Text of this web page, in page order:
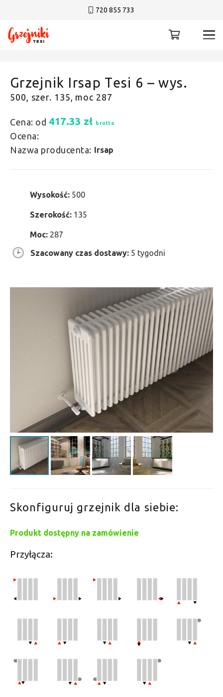
720 855 733
Grzejnik Irsap Tesi 6 – wys.
500, szer. 135, moc 287
Cena: od 417.33 zł brutto
Ocena:
Nazwa producenta: Irsap
Wysokość: 500
Szerokość: 135
Moc: 287
Szacowany czas dostawy: 5 tygodni
Skonfiguruj grzejnik dla siebie:
Produkt dostępny na zamówienie
Przyłącza: